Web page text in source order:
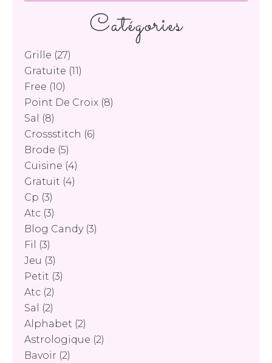
Catégories
Grille (27)
Gratuite (11)
Free (10)
Point De Croix (8)
Sal
(8)
Crossstitch (6)
Brode (5)
Cuisine (4)
Gratuit (4)
Cp (3)
Atc (3)
Blog Candy(3)
Fil
(3)
Jeu (3)
Petit (3)
Atc (2)
Sal
(2)
Alphabet (2)
Astrologique (2)
Bavoir (2)